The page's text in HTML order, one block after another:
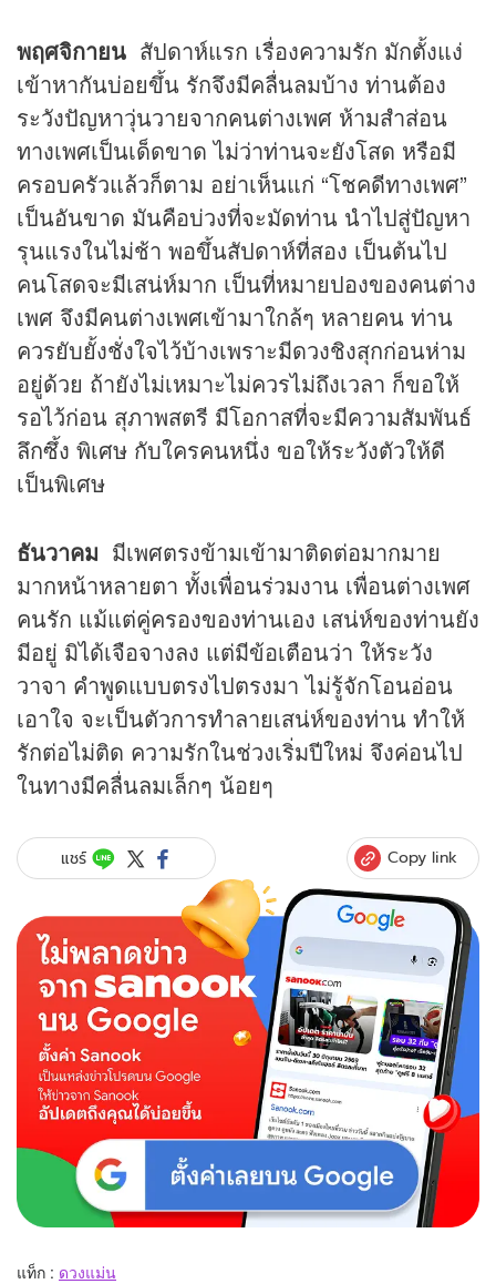
พฤศจิกายน สัปดาห์แรก เรื่องความรัก มักตั้งแง่
เข้าหากันบ่อยขึ้น รักจึงมีคลื่นลมบ้าง ท่านต้อง
ระวังปัญหาวุ่นวายจากคนต่างเพศ ห้ามสำส่อน
ทางเพศเป็นเด็ดขาด ไม่ว่าท่านจะยังโสด หรือมี
ครอบครัวแล้วก็ตาม อย่าเห็นแก่ “โชคดีทางเพศ”
เป็นอันขาด มันคือบ่วงที่จะมัดท่าน นำไปสู่ปัญหา
รุนแรงในไม่ช้า พอขึ้นสัปดาห์ที่สอง เป็นต้นไป
คนโสดจะมีเสน่ห์มาก เป็นที่หมายปองของคนต่าง
เพศ จึงมีคนต่างเพศเข้ามาใกล้ๆ หลายคน ท่าน
ควรยับยั้งชั่งใจไว้บ้างเพราะมีดวงชิงสุกก่อนห่าม
อยู่ด้วย ถ้ายังไม่เหมาะไม่ควรไม่ถึงเวลา ก็ขอให้
รอไว้ก่อน สุภาพสตรี มีโอกาสที่จะมีความสัมพันธ์
ลึกซึ้ง พิเศษ กับใครคนหนึ่ง ขอให้ระวังตัวให้ดี
เป็นพิเศษ
ธันวาคม มีเพศตรงข้ามเข้ามาติดต่อมากมาย
มากหน้าหลายตา ทั้งเพื่อนร่วมงาน เพื่อนต่างเพศ
คนรัก แม้แต่คู่ครองของท่านเอง เสน่ห์ของท่านยัง
มีอยู่ มิได้เจือจางลง แต่มีข้อเตือนว่า ให้ระวัง
วาจา คำพูดแบบตรงไปตรงมา ไม่รู้จักโอนอ่อน
เอาใจ จะเป็นตัวการทำลายเสน่ห์ของท่าน ทำให้
รักต่อไม่ติด ความรักในช่วงเริ่มปีใหม่ จึงค่อนไป
ในทางมีคลื่นลมเล็กๆ น้อยๆ
แชร์ Copy link
แท็ก : ดวงแม่น